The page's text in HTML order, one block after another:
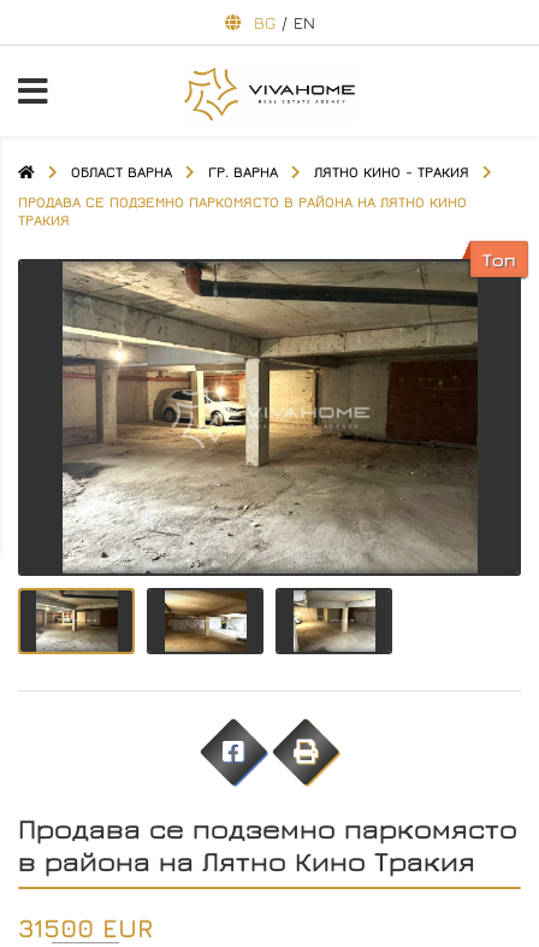
BG / EN
ОБЛАСТ ВАРНА ГР. ВАРНА
ЛЯТНО КИНО - ТРАКИЯ
ПРОДАВА СЕ ПОДЗЕМНО ПАРКОМЯСТО В РАЙОНА НА ЛЯТНО КИНО
ТРАКИЯ
Топ
Продава се подземно паркомясто
в района на Лятно Кино Тракия
31500 EUR